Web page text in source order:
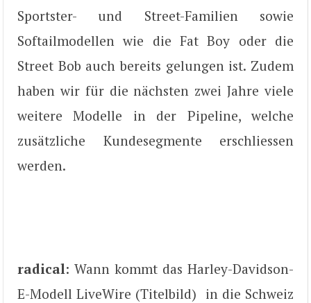
Sportster- und Street-Familien sowie
Softailmodellen wie die Fat Boy oder die
Street Bob auch bereits gelungen ist. Zudem
haben wir für die nächsten zwei Jahre viele
weitere Modelle in der Pipeline, welche
zusätzliche Kundesegmente erschliessen
werden.
radical: Wann kommt das Harley-Davidson-
E-Modell LiveWire (Titelbild) in die Schweiz